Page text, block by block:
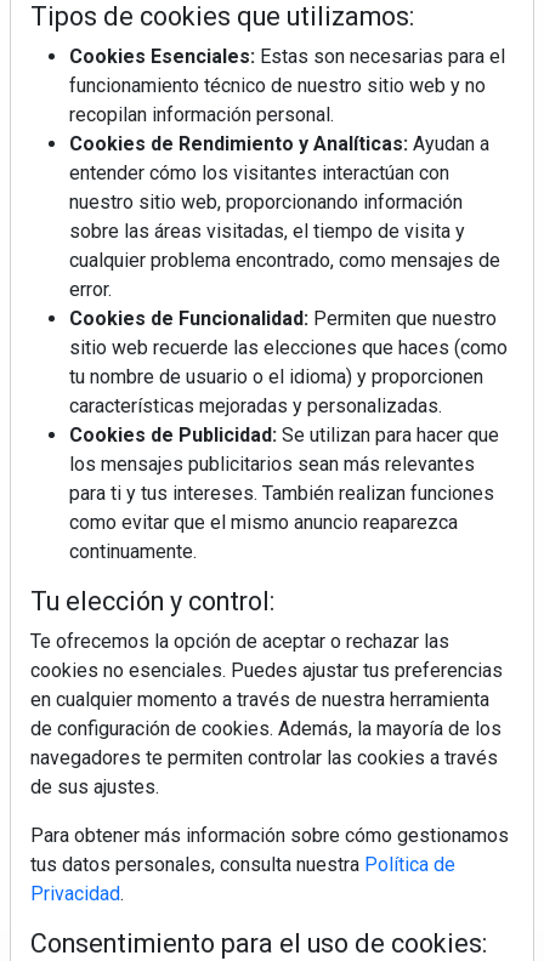
MÁS LEÍDOS
La cocina resiste, el mercado duda
MHK Ibérica potencia el crecimiento
de sus asociados con la
marca musterhaus küchen
Diseño, orden y sostenibilidad marcan
¿Por qué la cocina ha destronado al
salón como el espacio favorito de la
casa?
Sapienstone y Cupa Stone refuerzan
su alianza con una nueva superficie
cerámica que anticipa las tendencias
LivingPINO® amplía su visión del
hogar con el lanzamiento de su nueva
línea de armarios
"Ya no hablamos únicamente de
grifería, sino de soluciones completas
para el baño"
Tipos de cookies que utilizamos:
Cookies Esenciales: Estas son necesarias para el
funcionamiento técnico de nuestro sitio web y no
recopilan información personal.
Cookies de Rendimiento y Analíticas: Ayudan a
entender cómo los visitantes interactúan con
nuestro sitio web, proporcionando información
sobre las áreas visitadas, el tiempo de visita y
cualquier problema encontrado, como mensajes de
error.
Cookies de Funcionalidad: Permiten que nuestro
sitio web recuerde las elecciones que haces (como
tu nombre de usuario o el idioma) y proporcionen
características mejoradas y personalizadas.
Cookies de Publicidad: Se utilizan para hacer que
los mensajes publicitarios sean más relevantes
para ti y tus intereses. También realizan funciones
como evitar que el mismo anuncio reaparezca
continuamente.
Tu elección y control:
Te ofrecemos la opción de aceptar o rechazar las
cookies no esenciales. Puedes ajustar tus preferencias
en cualquier momento a través de nuestra herramienta
de configuración de cookies. Además, la mayoría de los
navegadores te permiten controlar las cookies a través
de sus ajustes.
Para obtener más información sobre cómo gestionamos
tus datos personales, consulta nuestra Política de
Privacidad.
Consentimiento para el uso de cookies: